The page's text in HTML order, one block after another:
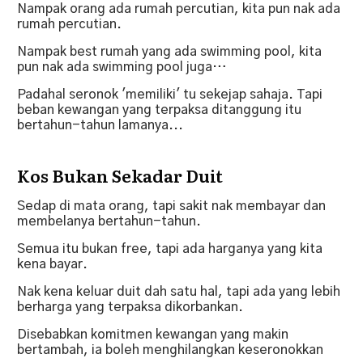
Nampak orang ada rumah percutian, kita pun nak ada
rumah percutian.
Nampak best rumah yang ada swimming pool, kita
pun nak ada swimming pool juga…
Padahal seronok 'memiliki' tu sekejap sahaja. Tapi
beban kewangan yang terpaksa ditanggung itu
bertahun-tahun lamanya...
Kos Bukan Sekadar Duit
Sedap di mata orang, tapi sakit nak membayar dan
membelanya bertahun-tahun.
Semua itu bukan free, tapi ada harganya yang kita
kena bayar.
Nak kena keluar duit dah satu hal, tapi ada yang lebih
berharga yang terpaksa dikorbankan.
Disebabkan komitmen kewangan yang makin
bertambah, ia boleh menghilangkan keseronokkan